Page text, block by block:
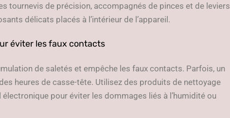
tournevis de précision, accompagnés de pinces et de leviers
délicats placés à l’intérieur de l’appareil.
éviter les faux contacts
de saletés et empêche les faux contacts. Parfois, un
heures de casse-tête. Utilisez des produits de nettoyage
pour éviter les dommages liés à l’humidité ou